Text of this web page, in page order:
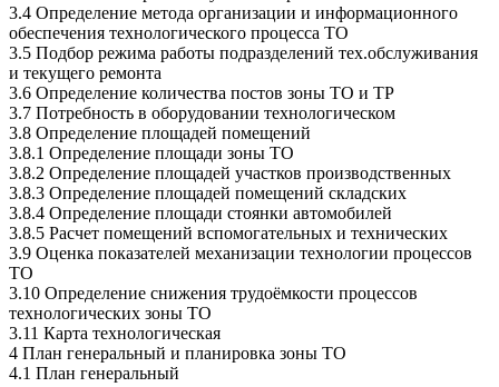
3.4 Определение метода организации и информационного
обеспечения технологического процесса ТО
3.5 Подбор режима работы подразделений тех.обслуживания
и текущего ремонта
3.6 Определение количества постов зоны ТО и ТР
3.7 Потребность в оборудовании технологическом
3.8 Определение площадей помещений
3.8.1 Определение площади зоны ТО
3.8.2 Определение площадей участков производственных
3.8.3 Определение площадей помещений складских
3.8.4 Определение площади стоянки автомобилей
3.8.5 Расчет помещений вспомогательных и технических
3.9 Оценка показателей механизации технологии процессов
ТО
3.10 Определение снижения трудоёмкости процессов
технологических зоны ТО
3.11 Карта технологическая
4 План генеральный и планировка зоны ТО
4.1 План генеральный